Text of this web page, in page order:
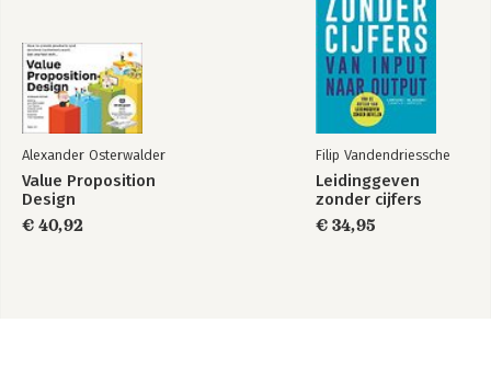
Alexander Osterwalder
Value Proposition
Design
€ 40,92
Filip Vandendriessche
Leidinggeven
zonder cijfers
€ 34,95